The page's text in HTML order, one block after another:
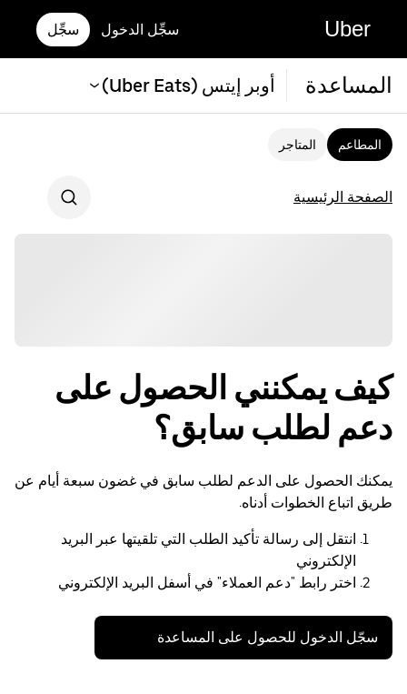
Uber سجِّل الدخول سجِّل
المساعدة أوبر إيتس (Uber Eats)
المطاعم المتاجر
الصفحة الرئيسية
كيف يمكنني الحصول على
دعم لطلب سابق؟
يمكنك الحصول على الدعم لطلب سابق في غضون سبعة أيام عن
طريق اتباع الخطوات أدناه.
انتقل إلى رسالة تأكيد الطلب التي تلقيتها عبر البريد
الإلكتروني
اختر رابط "دعم العملاء" في أسفل البريد الإلكتروني
سجّل الدخول للحصول على المساعدة